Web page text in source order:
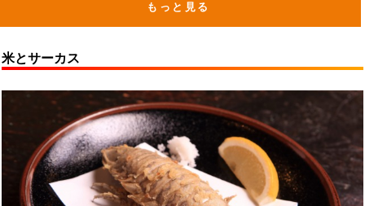
もっと見る
米とサーカス